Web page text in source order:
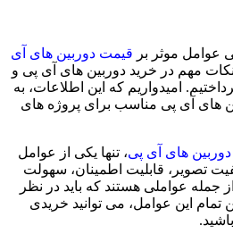
عوامل موثر بر قیمت دوربین های آی
نکات مهم در خرید دوربین های آی پی و
امیدواریم که این اطلاعات، به
های آی پی مناسب برای پروژه های
های آی پی، تنها یکی از عوامل
تصویر، قابلیت اطمینان، سهولت
جمله عواملی هستند که باید در نظر
تمام این عوامل، می توانید خریدی